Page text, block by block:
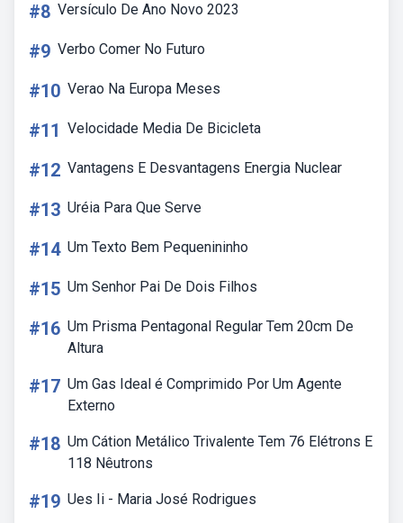
#8 Versículo De Ano Novo 2023
#9 Verbo Comer No Futuro
#10 Verao Na Europa Meses
#11 Velocidade Media De Bicicleta
#12 Vantagens E Desvantagens Energia Nuclear
#13 Uréia Para Que Serve
#14 Um Texto Bem Pequenininho
#15 Um Senhor Pai De Dois Filhos
#16 Um Prisma Pentagonal Regular Tem 20cm De
Altura
#17 Um Gas Ideal é Comprimido Por Um Agente
Externo
#18 Um Cátion Metálico Trivalente Tem 76 Elétrons E
118 Nêutrons
#19 Ues Ii - Maria José Rodrigues